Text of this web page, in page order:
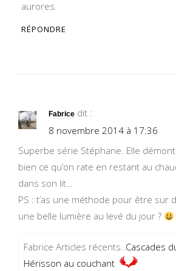
aurores.
RÉPONDRE
Fabrice dit :
8 novembre 2014 à 17:36
Superbe série Stéphane. Elle
bien ce qu’on rate en restant au
dans son lit…
PS : t’as une méthode pour être sur
une belle lumière au levé du jour ?
Fabrice Articles récents..Cascades
Hérisson au couchant